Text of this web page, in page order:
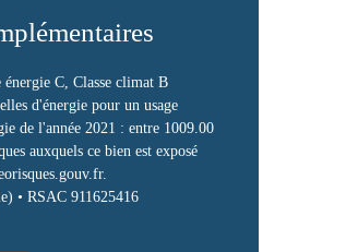
énergie C, Classe climat B
d'énergie pour un usage
de l'année 2021 : entre 1009.00
auxquels ce bien est exposé
• RSAC 911625416